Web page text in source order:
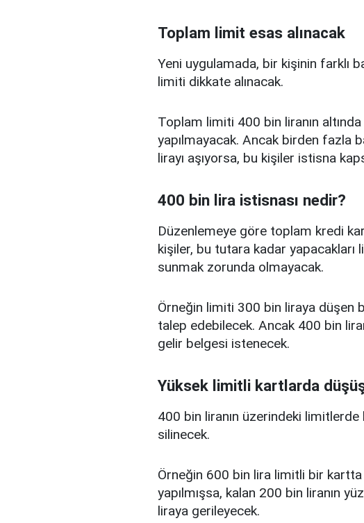
Toplam limit esas alınacak
Yeni uygulamada, bir kişinin farklı
limiti dikkate alınacak.
Toplam limiti 400 bin liranın
yapılmayacak. Ancak birden fazla
lirayı aşıyorsa, bu kişiler istisna
400 bin lira istisnası nedir?
Düzenlemeye göre toplam kredi
kişiler, bu tutara kadar
sunmak zorunda olmayacak.
Örneğin limiti 300 bin liraya düşen
talep edebilecek. Ancak 400 bin
gelir belgesi istenecek.
Yüksek limitli kartlarda
400 bin liranın üzerindeki limitlerde
silinecek.
Örneğin 600 bin lira limitli bir
yapılmışsa, kalan 200 bin liranın
liraya gerileyecek.